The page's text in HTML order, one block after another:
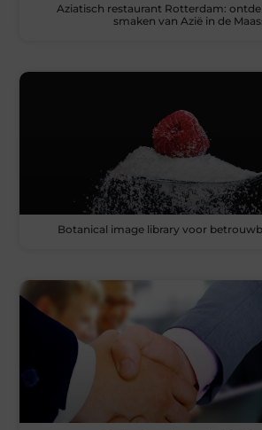
Aziatisch restaurant Rotterdam:
smaken van Azië in de
Botanical image library voor